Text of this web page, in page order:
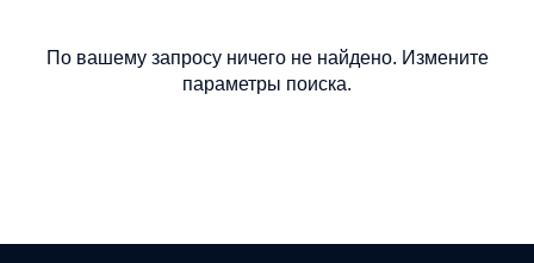
По вашему запросу ничего не найдено. Измените
параметры поиска.